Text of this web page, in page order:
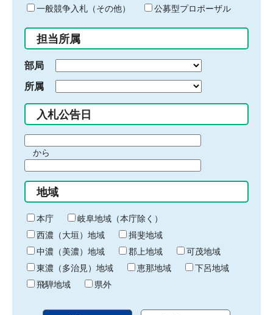
ド
入
力
一般競争入札（その他）
公募型プロポーザル
担当所属
部局
所属
入札公告日
間
始
り
から
間
終
わ
り
地域
本庁
岐阜地域（本庁除く）
西濃（大垣）地域
揖斐地域
中濃（美濃）地域
郡上地域
可茂地域
東濃（多治見）地域
恵那地域
下呂地域
飛騨地域
県外